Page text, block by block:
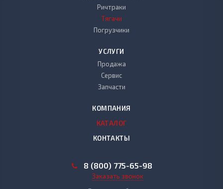
Ричтраки
Тягачи
Погрузчики
УСЛУГИ
Продажа
Сервис
Запчасти
КОМПАНИЯ
КАТАЛОГ
КОНТАКТЫ
8 (800) 775-65-98
Заказать звонок